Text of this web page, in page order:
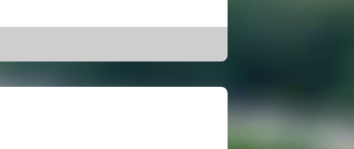
van de dierenwereld, voor
dertig verschillende